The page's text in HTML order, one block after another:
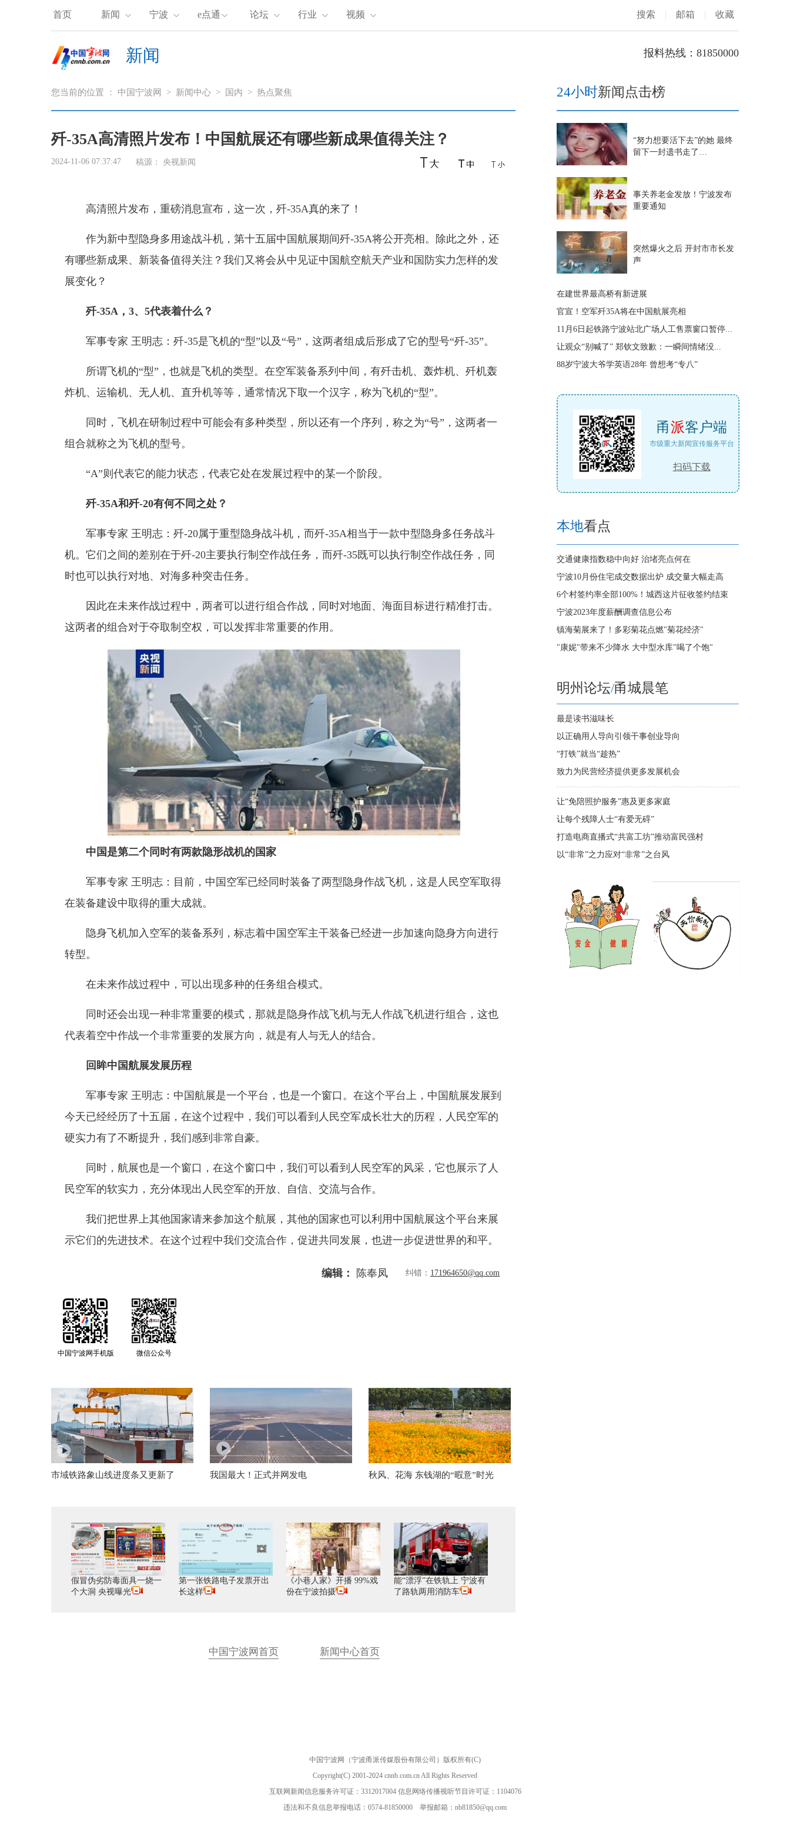
首页 新闻 宁波 e点通 论坛 行业 视频 搜索 | 邮箱 | 收藏
新闻 报料热线：81850000
您当前的位置 ： 中国宁波网 > 新闻中心 > 国内 > 热点聚焦
歼-35A高清照片发布！中国航展还有哪些新成果值得关注？
2024-11-06 07:37:47 稿源： 央视新闻
高清照片发布，重磅消息宣布，这一次，歼-35A真的来了！
作为新中型隐身多用途战斗机，第十五届中国航展期间歼-35A将公开亮相。除此之外，还
有哪些新成果、新装备值得关注？我们又将会从中见证中国航空航天产业和国防实力怎样的发
展变化？
歼-35A，3、5代表着什么？
军事专家 王明志：歼-35是飞机的“型”以及“号”，这两者组成后形成了它的型号“歼-35”。
所谓飞机的“型”，也就是飞机的类型。在空军装备系列中间，有歼击机、轰炸机、歼机轰
炸机、运输机、无人机、直升机等等，通常情况下取一个汉字，称为飞机的“型”。
同时，飞机在研制过程中可能会有多种类型，所以还有一个序列，称之为“号”，这两者一
组合就称之为飞机的型号。
“A”则代表它的能力状态，代表它处在发展过程中的某一个阶段。
歼-35A和歼-20有何不同之处？
军事专家 王明志：歼-20属于重型隐身战斗机，而歼-35A相当于一款中型隐身多任务战斗
机。它们之间的差别在于歼-20主要执行制空作战任务，而歼-35既可以执行制空作战任务，同
时也可以执行对地、对海多种突击任务。
因此在未来作战过程中，两者可以进行组合作战，同时对地面、海面目标进行精准打击。
这两者的组合对于夺取制空权，可以发挥非常重要的作用。
中国是第二个同时有两款隐形战机的国家
军事专家 王明志：目前，中国空军已经同时装备了两型隐身作战飞机，这是人民空军取得
在装备建设中取得的重大成就。
隐身飞机加入空军的装备系列，标志着中国空军主干装备已经进一步加速向隐身方向进行
转型。
在未来作战过程中，可以出现多种的任务组合模式。
同时还会出现一种非常重要的模式，那就是隐身作战飞机与无人作战飞机进行组合，这也
代表着空中作战一个非常重要的发展方向，就是有人与无人的结合。
回眸中国航展发展历程
军事专家 王明志：中国航展是一个平台，也是一个窗口。在这个平台上，中国航展发展到
今天已经经历了十五届，在这个过程中，我们可以看到人民空军成长壮大的历程，人民空军的
硬实力有了不断提升，我们感到非常自豪。
同时，航展也是一个窗口，在这个窗口中，我们可以看到人民空军的风采，它也展示了人
民空军的软实力，充分体现出人民空军的开放、自信、交流与合作。
我们把世界上其他国家请来参加这个航展，其他的国家也可以利用中国航展这个平台来展
示它们的先进技术。在这个过程中我们交流合作，促进共同发展，也进一步促进世界的和平。
编辑： 陈奉凤 纠错： 171964650@qq.com
中国宁波网手机版 微信公众号
市域铁路象山线进度条又更新了 我国最大！正式并网发电 秋风、花海 东钱湖的“暇意”时光
假冒伪劣防毒面具一烧一
个大洞 央视曝光
第一张铁路电子发票开出
长这样
《小巷人家》开播 99%戏
份在宁波拍摄
能“漂浮”在铁轨上 宁波有
了路轨两用消防车
中国宁波网首页 新闻中心首页
24小时新闻点击榜
“努力想要活下去”的她 最终
留下一封遗书走了…
事关养老金发放！宁波发布
重要通知
突然爆火之后 开封市市长发
声
在建世界最高桥有新进展
官宣！空军歼35A将在中国航展亮相
11月6日起铁路宁波站北广场人工售票窗口暂停...
让观众“别喊了” 郑钦文致歉：一瞬间情绪没...
88岁宁波大爷学英语28年 曾想考“专八”
甬派客户端
市级重大新闻宣传服务平台
扫码下载
本地看点
交通健康指数稳中向好 治堵亮点何在
宁波10月份住宅成交数据出炉 成交量大幅走高
6个村签约率全部100%！城西这片征收签约结束
宁波2023年度薪酬调查信息公布
镇海菊展来了！多彩菊花点燃"菊花经济"
"康妮"带来不少降水 大中型水库"喝了个饱"
明州论坛/甬城晨笔
最是读书滋味长
以正确用人导向引领干事创业导向
“打铁”就当“趁热”
致力为民营经济提供更多发展机会
让“免陪照护服务”惠及更多家庭
让每个残障人士“有爱无碍”
打造电商直播式“共富工坊”推动富民强村
以“非常”之力应对“非常”之台风
中国宁波网（宁波甬派传媒股份有限公司）版权所有(C)
Copyright(C) 2001-2024 cnnb.com.cn All Rights Reserved
互联网新闻信息服务许可证：3312017004 信息网络传播视听节目许可证：1104076
违法和不良信息举报电话：0574-81850000 举报邮箱：nb81850@qq.com